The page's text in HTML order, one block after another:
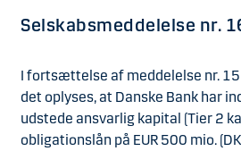
Selskabsmeddelelse nr.
I fortsættelse af meddelelse nr.
det oplyses, at Danske Bank har
udstede ansvarlig kapital (Tier 2
obligationslån på EUR 500 mio.